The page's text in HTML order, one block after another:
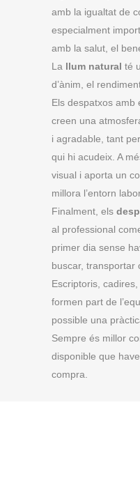
amb la igualtat de
especialment
amb la salut, el
La llum natural té
d’ànim, el
Els despatxos amb
creen una
i agradable, tant
qui hi acudeix. A
visual i aporta un
millora l’entorn
Finalment, els
al professional
primer dia sense
buscar, transportar
Escriptoris,
formen part de
possible una
Sempre és millor
disponible que
compra.